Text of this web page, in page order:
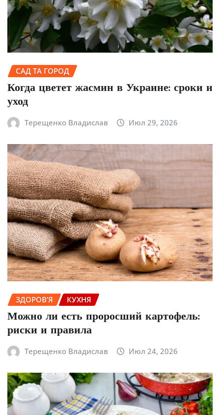
САД ТА ГОРОД
Когда цветет жасмин в Украине: сроки и
уход
Терещенко Владислав Июл 29, 2026
ЗДОРОВ’Я КУХНЯ
Можно ли есть проросший картофель:
риски и правила
Терещенко Владислав Июл 24, 2026